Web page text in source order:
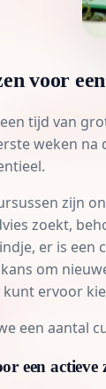
voor
tijd van
weken
zijn
zoekt,
er is
om
kunt ervoor
een aantal
een actieve